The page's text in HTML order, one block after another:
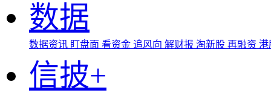
数据
数据资讯 盯盘面 看资金 追风向 解财报 淘新股 再融资
信披+